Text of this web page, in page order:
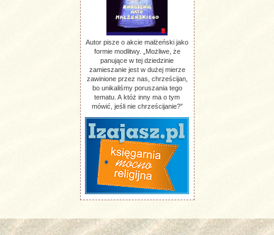
Autor pisze o akcie małżeński jako
formie modlitwy. „Możliwe, że
panujące w tej dziedzinie
zamieszanie jest w dużej mierze
zawinione przez nas, chrześcijan,
bo unikaliśmy poruszania tego
tematu. A któż inny ma o tym
mówić, jeśli nie chrześcijanie?”